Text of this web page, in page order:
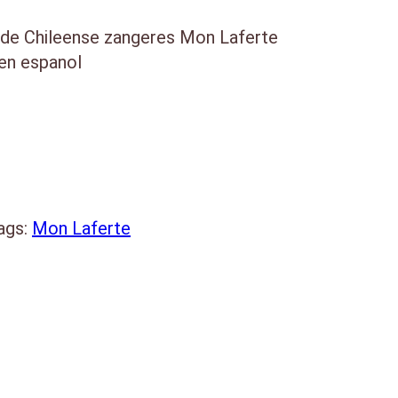
Chileense zangeres Mon Laferte
espanol
Ti
Mon Laferte